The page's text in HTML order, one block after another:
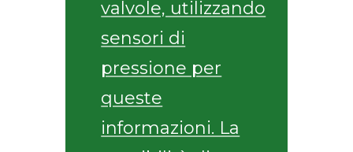
valvole, utilizzando
sensori di
pressione per
queste
informazioni. La